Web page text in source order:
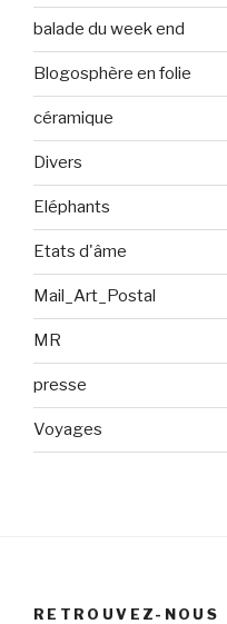
balade du week end
Blogosphère en folie
céramique
Divers
Eléphants
Etats d'âme
Mail_Art_Postal
MR
presse
Voyages
RETROUVEZ-NOUS